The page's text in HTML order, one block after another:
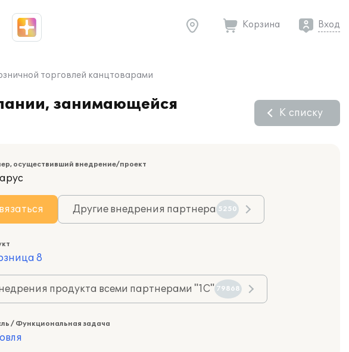
Корзина Вход
торговлей канцтоварами
занимающейся
К списку
осуществивший внедрение/проект
Другие внедрения партнера 5250
8
продукта всеми партнерами "1С" 79868
/ Функциональная задача